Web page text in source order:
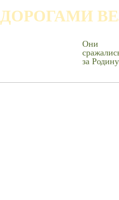
ДОРОГАМИ
Они
за Родину